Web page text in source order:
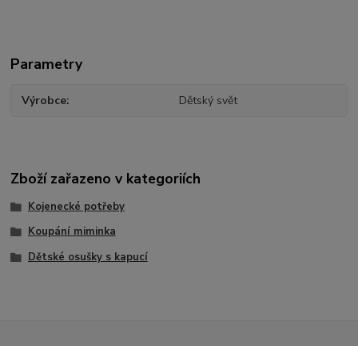
Parametry
Výrobce Dětský svět
Zboží zařazeno v kategoriích
Kojenecké potřeby
Koupání miminka
Dětské osušky s kapucí